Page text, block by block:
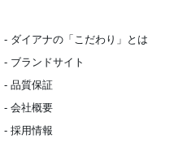
- ダイアナの「こだわり」とは
- ブランドサイト
- 品質保証
- 会社概要
- 採用情報